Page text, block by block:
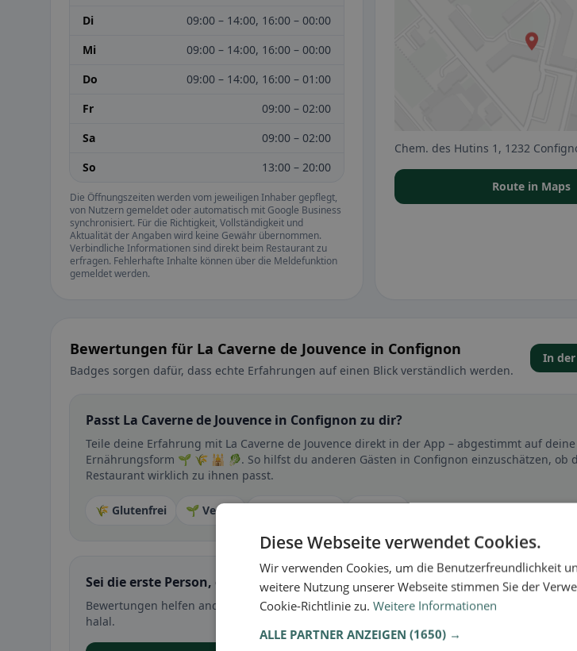
Di
09:00 – 14:00, 16:00 – 00:00
Mi
09:00 – 14:00, 16:00 – 00:00
Do
09:00 – 14:00, 16:00 – 01:00
Fr
09:00 – 02:00
Sa
09:00 – 02:00
So
13:00 – 20:00
Die Öffnungszeiten werden vom jeweiligen Inhaber gepflegt,
von Nutzern gemeldet oder automatisch mit Google Business
synchronisiert. Für die Richtigkeit, Vollständigkeit und
Aktualität der Angaben wird keine Gewähr übernommen.
Verbindliche Informationen sind direkt beim Restaurant zu
erfragen. Fehlerhafte Inhalte können über die Meldefunktion
gemeldet werden.
Chem. des Hutins 1, 1232
Route in Maps
Bewertungen für La Caverne de Jouvence in Confignon
Badges sorgen dafür, dass echte Erfahrungen auf einen Blick verständlich werden.
In
Passt La Caverne de Jouvence in Confignon zu dir?
Teile deine Erfahrung mit La Caverne de Jouvence direkt in der App – abgestimmt auf deine
Ernährungsform 🌱 🌾 🕌 🥬. So hilfst du anderen Gästen in Confignon einzuschätzen, ob
Restaurant wirklich zu ihnen passt.
🌾 Glutenfrei 🌱 Vegan
Sei die erste Person, die ihre Erfahrung teilt
Bewertungen helfen anderen bei der Entscheidung – besonders bei glutenfrei, vegan,
halal.
Diese Webseite verwendet Cookies.
Wir verwenden Cookies, um die Benutzerfreundlichkeit
weitere Nutzung unserer Webseite stimmen Sie der
Cookie-Richtlinie zu. Weitere Informationen
ALLE PARTNER ANZEIGEN (1650) →